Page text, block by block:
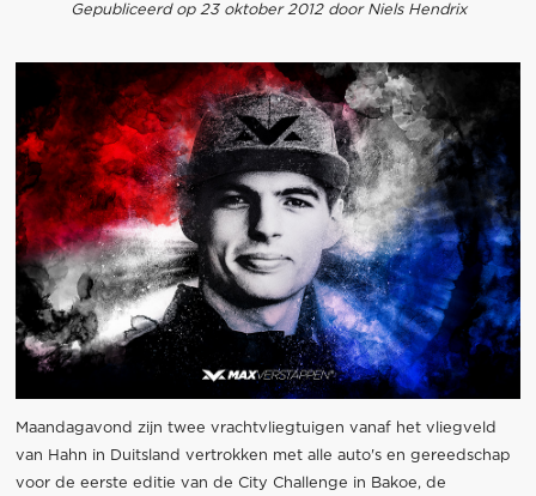
Gepubliceerd op 23 oktober 2012 door Niels Hendrix
Maandagavond zijn twee vrachtvliegtuigen vanaf het vliegveld
van Hahn in Duitsland vertrokken met alle auto's en gereedschap
voor de eerste editie van de City Challenge in Bakoe, de